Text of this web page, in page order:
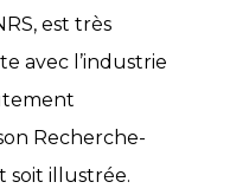
est très
avec l’industrie
Recherche-
soit illustrée.